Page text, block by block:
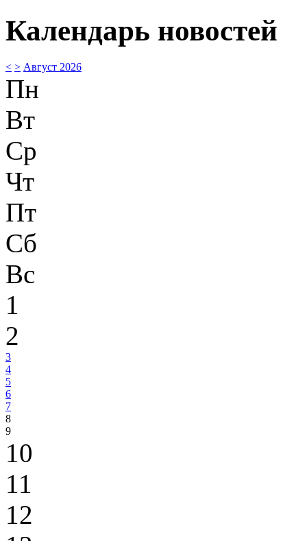
Календарь новостей
< > Август 2026
Пн
Вт
Ср
Чт
Пт
Сб
Вс
1
2
3
4
5
6
7
8
9
10
11
12